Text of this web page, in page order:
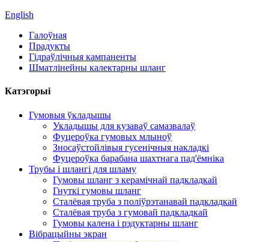
English
Галоўная
Прадукты
Гідраўлічныя кампаненты
Шматлінейны калектарны шланг
Катэгорыі
Гумовыя ўкладышы
Укладышы для кузаваў самазвалаў
Фуцероўка гумовых млыноў
Зносаўстойлівыя гусенічныя накладкі
Фуцероўка барабана шахтнага пад'ёмніка
Трубы і шлангі для шламу
Гумовы шланг з керамічнай падкладкай
Гнуткі гумовы шланг
Сталёвая труба з поліўрэтанавай падкладкай
Сталёвая труба з гумовай падкладкай
Гумовы калена і рэдуктарны шланг
Вібрацыйны экран